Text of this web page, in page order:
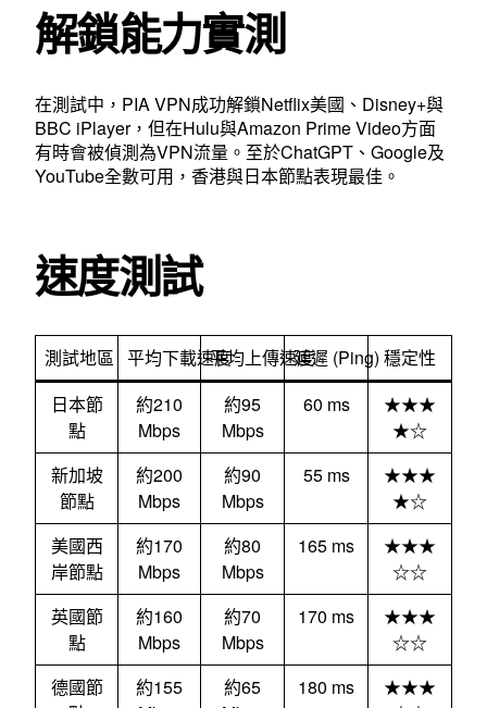
解鎖能力實測
在測試中，PIA VPN成功解鎖Netflix美國、Disney+與
BBC iPlayer，但在Hulu與Amazon Prime Video方面
有時會被偵測為VPN流量。至於ChatGPT、Google及
YouTube全數可用，香港與日本節點表現最佳。
速度測試
測試地區 平均下載速度平均上傳速度延遲 (Ping) 穩定性
日本節
點
約210
Mbps
約95
Mbps
60 ms
★★★
★☆
新加坡
節點
約200
Mbps
約90
Mbps
55 ms
★★★
★☆
美國西
岸節點
約170
Mbps
約80
Mbps
165 ms
★★★
☆☆
英國節
點
約160
Mbps
約70
Mbps
170 ms
★★★
☆☆
德國節
約155
約65
180 ms
★★★